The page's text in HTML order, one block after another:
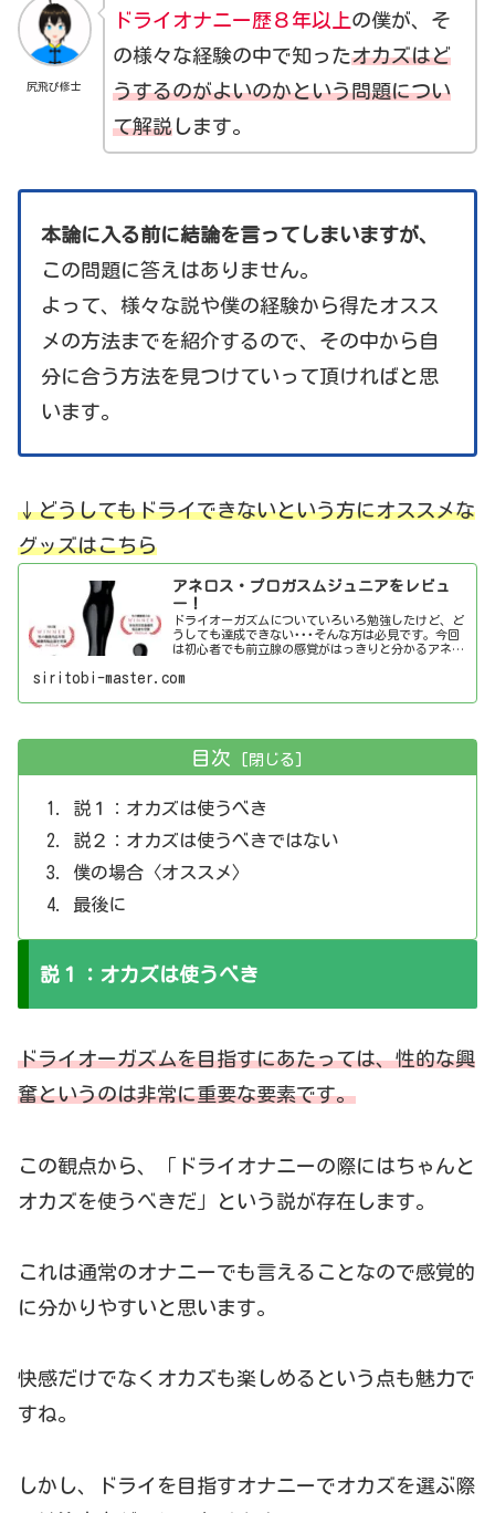
尻飛び修士
ドライオナニー歴８年以上の僕が、そ
の様々な経験の中で知ったオカズはど
うするのがよいのかという問題につい
て解説します。
本論に入る前に結論を言ってしまいますが、
この問題に答えはありません。
よって、様々な説や僕の経験から得たオスス
メの方法までを紹介するので、その中から自
分に合う方法を見つけていって頂ければと思
います。
↓どうしてもドライできないという方にオススメな
グッズはこちら
アネロス・プロガスムジュニアをレビュ
ー！
ドライオーガズムについていろいろ勉強したけど、ど
うしても達成できない･･･そんな方は必見です。今回
は初心者でも前立腺の感覚がはっきりと分かるアネロ
siritobi-master.com
目次
説１：オカズは使うべき
説２：オカズは使うべきではない
僕の場合〈オススメ〉
最後に
説１：オカズは使うべき
ドライオーガズムを目指すにあたっては、性的な興
奮というのは非常に重要な要素です。
この観点から、「ドライオナニーの際にはちゃんと
オカズを使うべきだ」という説が存在します。
これは通常のオナニーでも言えることなので感覚的
に分かりやすいと思います。
快感だけでなくオカズも楽しめるという点も魅力で
すね。
しかし、ドライを目指すオナニーでオカズを選ぶ際